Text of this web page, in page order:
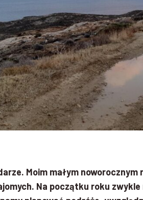
Moim małym
Na początku roku